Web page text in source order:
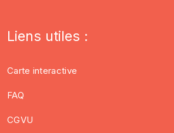
Liens utiles :
Carte interactive
FAQ
CGVU